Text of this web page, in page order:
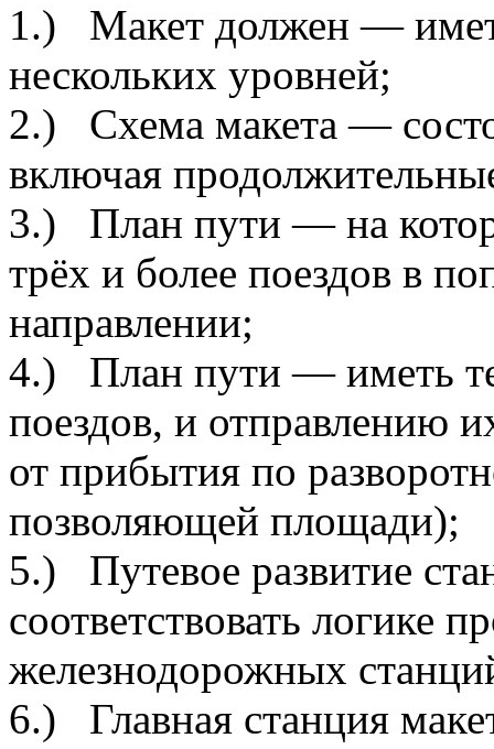
1.) Макет должен —
нескольких уровней;
2.) Схема макета —
включая
3.) План пути — на
трёх и более поездов в
направлении;
4.) План пути — иметь
поездов, и отправлению
от прибытия по
позволяющей площади);
5.) Путевое развитие
соответствовать логике
железнодорожных
6.) Главная станция